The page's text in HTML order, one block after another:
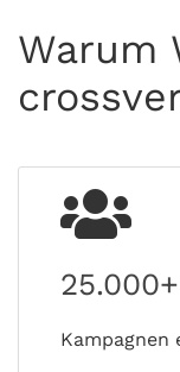
Warum
25.000+